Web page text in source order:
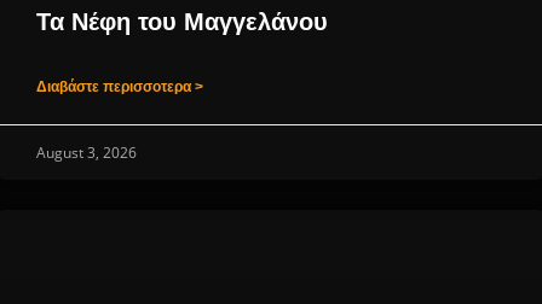
Τα Νέφη του Μαγγελάνου
Διαβάστε περισσοτερα >
August 3, 2026